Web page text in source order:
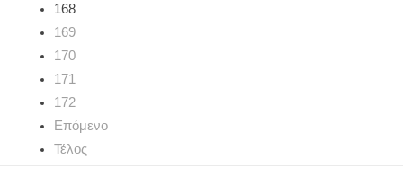
168
169
170
171
172
Επόμενο
Τέλος